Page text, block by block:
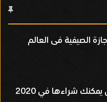
للأجازة الصيفية فى العالم
شراءها في 2020